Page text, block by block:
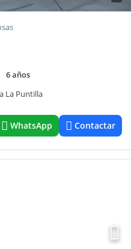
6 años
La Puntilla
WhatsApp Contactar